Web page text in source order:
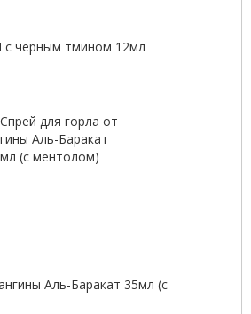
с черным тмином 12мл
Аль-Баракат 35мл (с